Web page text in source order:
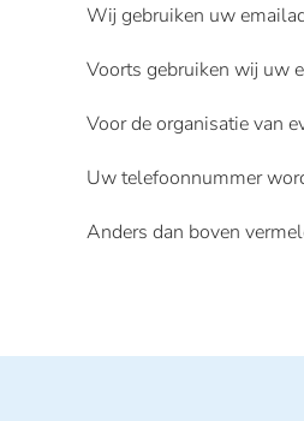
Wij gebruiken uw
Voorts gebruiken wij uw
Voor de organisatie van
Uw telefoonnummer
Anders dan boven